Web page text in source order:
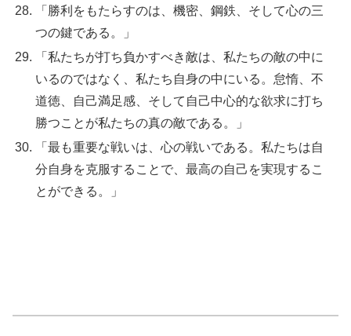
「勝利をもたらすのは、機密、鋼鉄、そして心の三
つの鍵である。」
「私たちが打ち負かすべき敵は、私たちの敵の中に
いるのではなく、私たち自身の中にいる。怠惰、不
道徳、自己満足感、そして自己中心的な欲求に打ち
勝つことが私たちの真の敵である。」
「最も重要な戦いは、心の戦いである。私たちは自
分自身を克服することで、最高の自己を実現するこ
とができる。」